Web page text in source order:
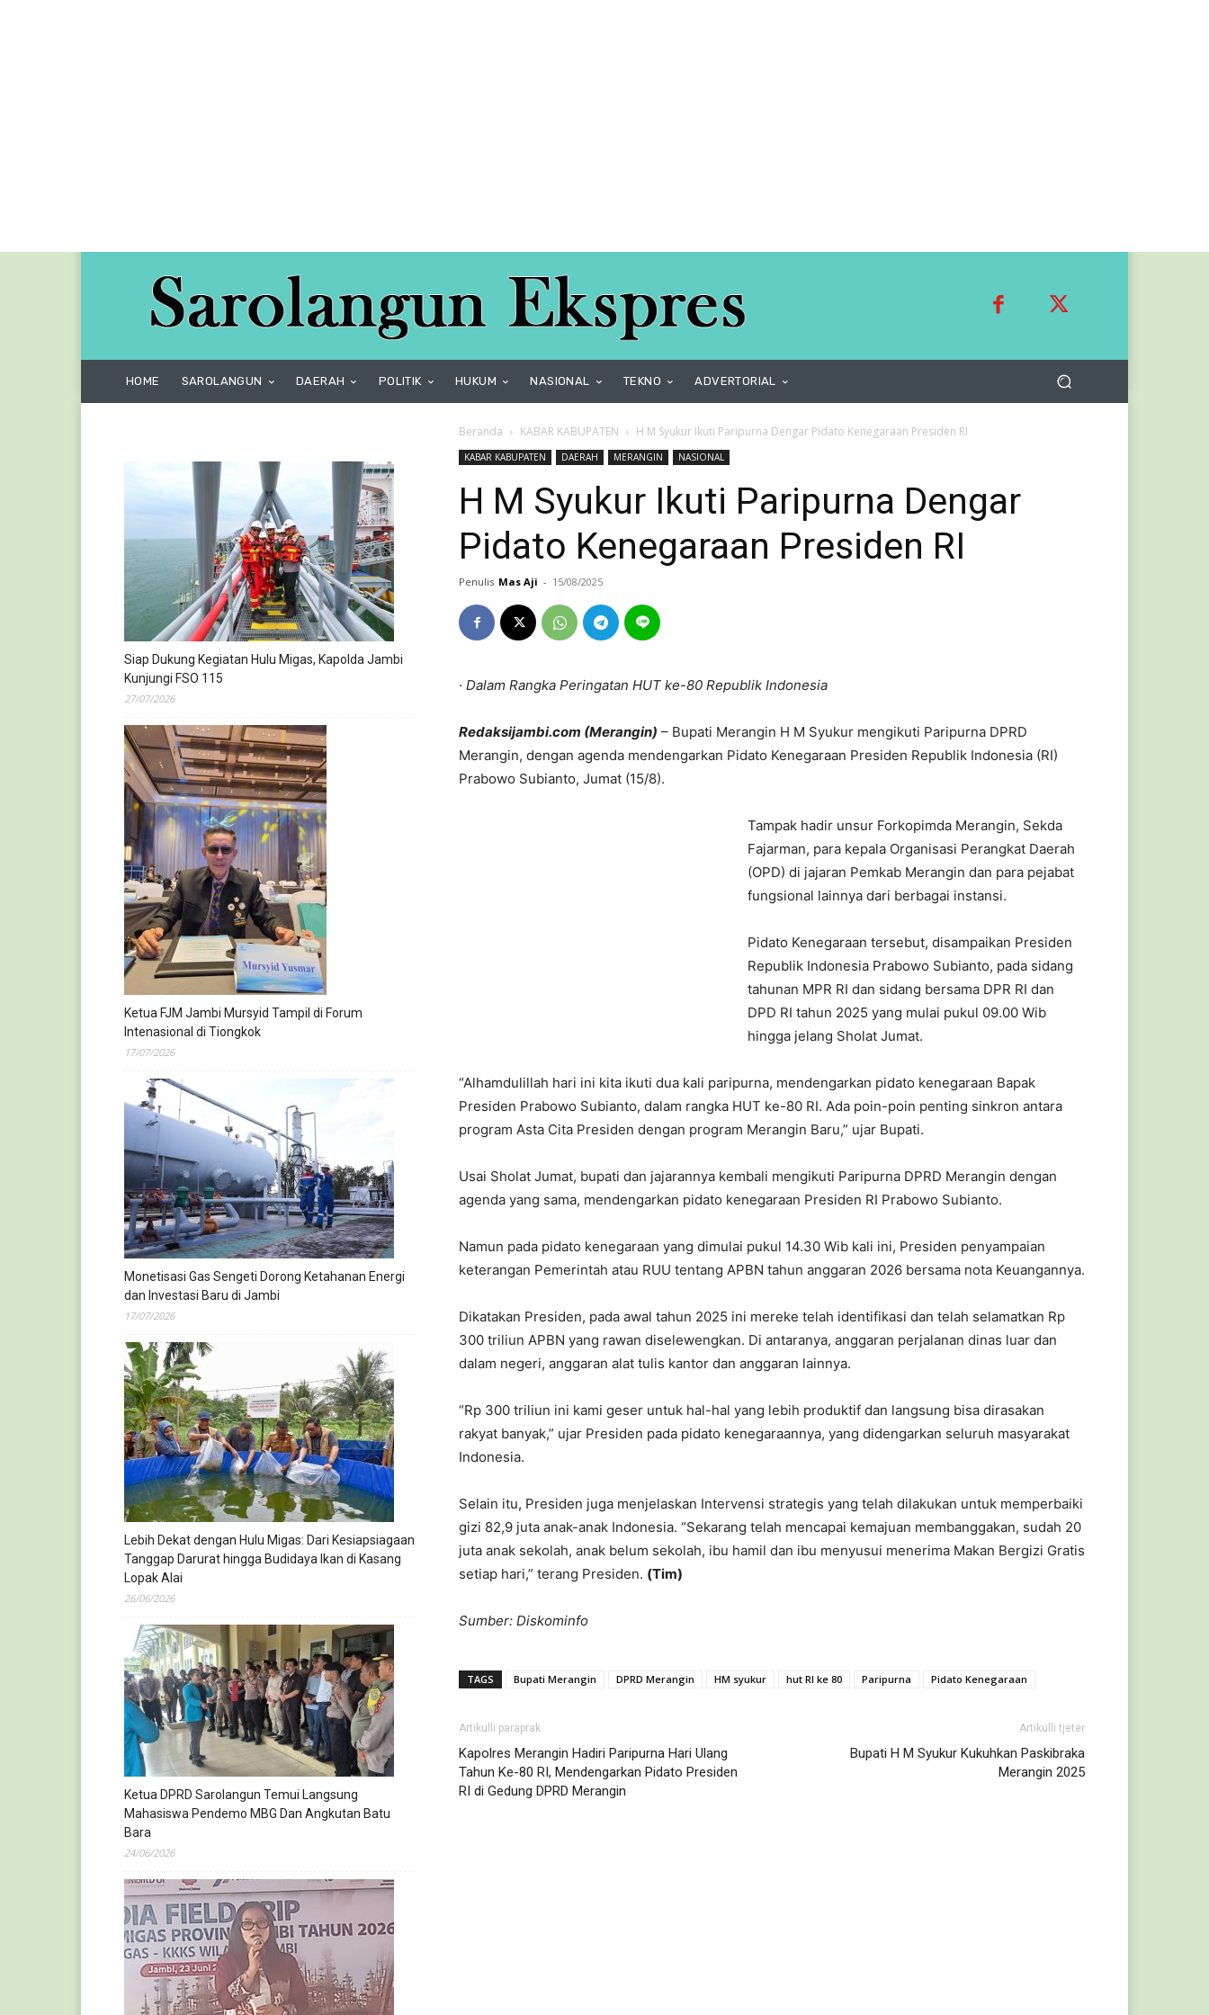
HOME SAROLANGUN DAERAH POLITIK HUKUM NASIONAL TEKNO ADVERTORIAL
Beranda KABAR KABUPATEN H M Syukur Ikuti Paripurna Dengar Pidato Kenegaraan Presiden RI
KABAR KABUPATEN DAERAH MERANGIN NASIONAL
H M Syukur Ikuti Paripurna Dengar
Pidato Kenegaraan Presiden RI
Penulis Mas Aji - 15/08/2025
· Dalam Rangka Peringatan HUT ke-80 Republik Indonesia
Redaksijambi.com (Merangin) – Bupati Merangin H M Syukur mengikuti Paripurna DPRD
Merangin, dengan agenda mendengarkan Pidato Kenegaraan Presiden Republik Indonesia (RI)
Prabowo Subianto, Jumat (15/8).
Tampak hadir unsur Forkopimda Merangin, Sekda
Fajarman, para kepala Organisasi Perangkat Daerah
(OPD) di jajaran Pemkab Merangin dan para pejabat
fungsional lainnya dari berbagai instansi.
Pidato Kenegaraan tersebut, disampaikan Presiden
Republik Indonesia Prabowo Subianto, pada sidang
tahunan MPR RI dan sidang bersama DPR RI dan
DPD RI tahun 2025 yang mulai pukul 09.00 Wib
hingga jelang Sholat Jumat.
“Alhamdulillah hari ini kita ikuti dua kali paripurna, mendengarkan pidato kenegaraan Bapak
Presiden Prabowo Subianto, dalam rangka HUT ke-80 RI. Ada poin-poin penting sinkron antara
program Asta Cita Presiden dengan program Merangin Baru,” ujar Bupati.
Usai Sholat Jumat, bupati dan jajarannya kembali mengikuti Paripurna DPRD Merangin dengan
agenda yang sama, mendengarkan pidato kenegaraan Presiden RI Prabowo Subianto.
Namun pada pidato kenegaraan yang dimulai pukul 14.30 Wib kali ini, Presiden penyampaian
keterangan Pemerintah atau RUU tentang APBN tahun anggaran 2026 bersama nota Keuangannya.
Dikatakan Presiden, pada awal tahun 2025 ini mereke telah identifikasi dan telah selamatkan Rp
300 triliun APBN yang rawan diselewengkan. Di antaranya, anggaran perjalanan dinas luar dan
dalam negeri, anggaran alat tulis kantor dan anggaran lainnya.
“Rp 300 triliun ini kami geser untuk hal-hal yang lebih produktif dan langsung bisa dirasakan
rakyat banyak,” ujar Presiden pada pidato kenegaraannya, yang didengarkan seluruh masyarakat
Indonesia.
Selain itu, Presiden juga menjelaskan Intervensi strategis yang telah dilakukan untuk memperbaiki
gizi 82,9 juta anak-anak Indonesia. “Sekarang telah mencapai kemajuan membanggakan, sudah 20
juta anak sekolah, anak belum sekolah, ibu hamil dan ibu menyusui menerima Makan Bergizi Gratis
setiap hari,” terang Presiden. (Tim)
Sumber: Diskominfo
TAGS Bupati Merangin DPRD Merangin HM syukur hut RI ke 80 Paripurna Pidato Kenegaraan
Artikulli paraprak
Kapolres Merangin Hadiri Paripurna Hari Ulang
Tahun Ke-80 RI, Mendengarkan Pidato Presiden
RI di Gedung DPRD Merangin
Artikulli tjetër
Bupati H M Syukur Kukuhkan Paskibraka
Merangin 2025
Siap Dukung Kegiatan Hulu Migas, Kapolda Jambi
Kunjungi FSO 115
27/07/2026
Ketua FJM Jambi Mursyid Tampil di Forum
Intenasional di Tiongkok
17/07/2026
Monetisasi Gas Sengeti Dorong Ketahanan Energi
dan Investasi Baru di Jambi
17/07/2026
Lebih Dekat dengan Hulu Migas: Dari Kesiapsiagaan
Tanggap Darurat hingga Budidaya Ikan di Kasang
Lopak Alai
26/06/2026
Ketua DPRD Sarolangun Temui Langsung
Mahasiswa Pendemo MBG Dan Angkutan Batu
Bara
24/06/2026